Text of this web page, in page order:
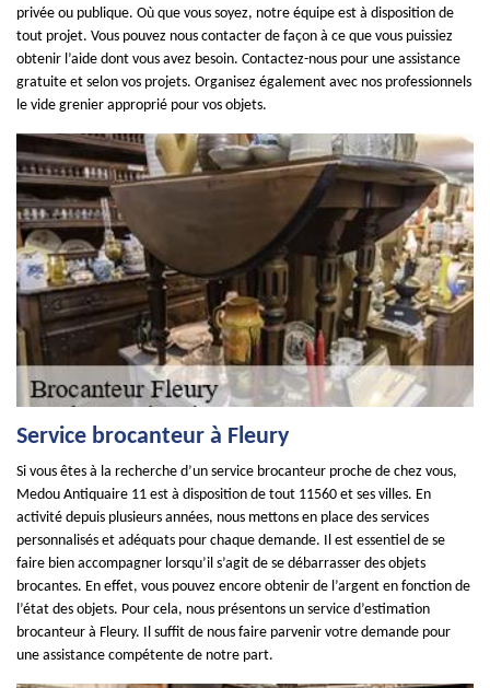
privée ou publique. Où que vous soyez, notre équipe est à disposition de
tout projet. Vous pouvez nous contacter de façon à ce que vous puissiez
obtenir l’aide dont vous avez besoin. Contactez-nous pour une assistance
gratuite et selon vos projets. Organisez également avec nos professionnels
le vide grenier approprié pour vos objets.
Service brocanteur à Fleury
Si vous êtes à la recherche d’un service brocanteur proche de chez vous,
Medou Antiquaire 11 est à disposition de tout 11560 et ses villes. En
activité depuis plusieurs années, nous mettons en place des services
personnalisés et adéquats pour chaque demande. Il est essentiel de se
faire bien accompagner lorsqu’il s’agit de se débarrasser des objets
brocantes. En effet, vous pouvez encore obtenir de l’argent en fonction de
l’état des objets. Pour cela, nous présentons un service d’estimation
brocanteur à Fleury. Il suffit de nous faire parvenir votre demande pour
une assistance compétente de notre part.